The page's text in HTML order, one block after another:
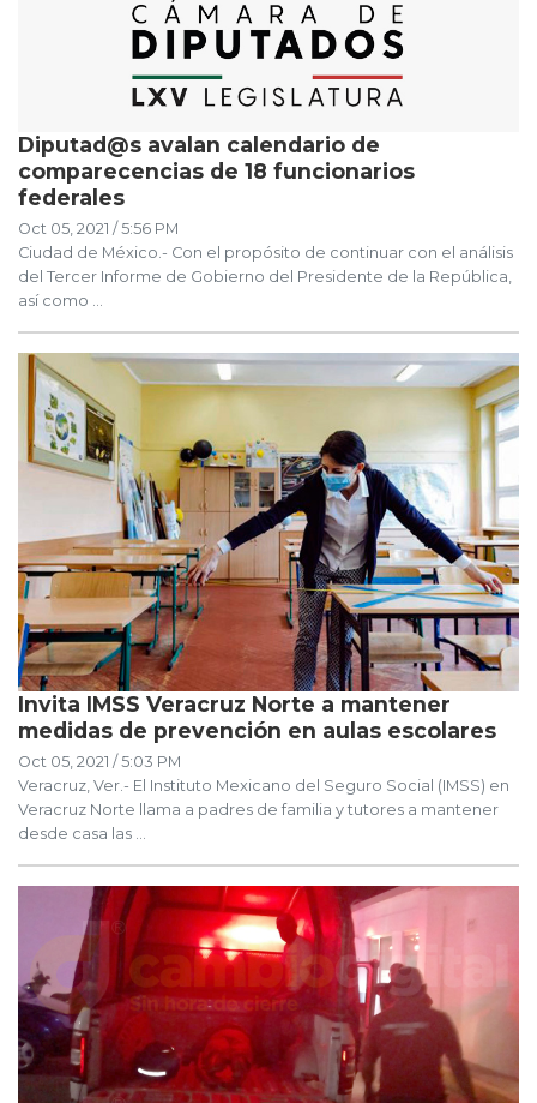
Diputad@s avalan calendario de
comparecencias de 18 funcionarios
federales
Oct 05, 2021 / 5:56 PM
Ciudad de México.- Con el propósito de continuar con el análisis
del Tercer Informe de Gobierno del Presidente de la República,
así como ...
Invita IMSS Veracruz Norte a mantener
medidas de prevención en aulas escolares
Oct 05, 2021 / 5:03 PM
Veracruz, Ver.- El Instituto Mexicano del Seguro Social (IMSS) en
Veracruz Norte llama a padres de familia y tutores a mantener
desde casa las ...